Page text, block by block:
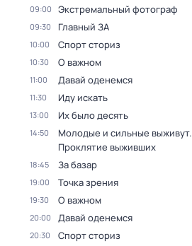
09:00 Экстремальный фотограф
09:30 Главный ЗА
10:00 Спорт сториз
10:30 О важном
11:00 Давай оденемся
11:30 Иду искать
13:00 Их было десять
14:50
Молодые и сильные выживут.
Проклятие выживших
18:45 За базар
19:00 Точка зрения
19:30 О важном
20:00 Давай оденемся
20:30 Спорт сториз